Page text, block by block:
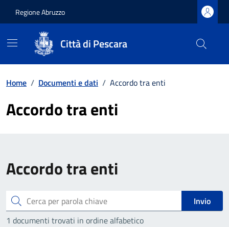
Regione Abruzzo
Città di Pescara
Home / Documenti e dati / Accordo tra enti
Accordo tra enti
Accordo tra enti
Cerca
Invio
1 documenti trovati in ordine alfabetico